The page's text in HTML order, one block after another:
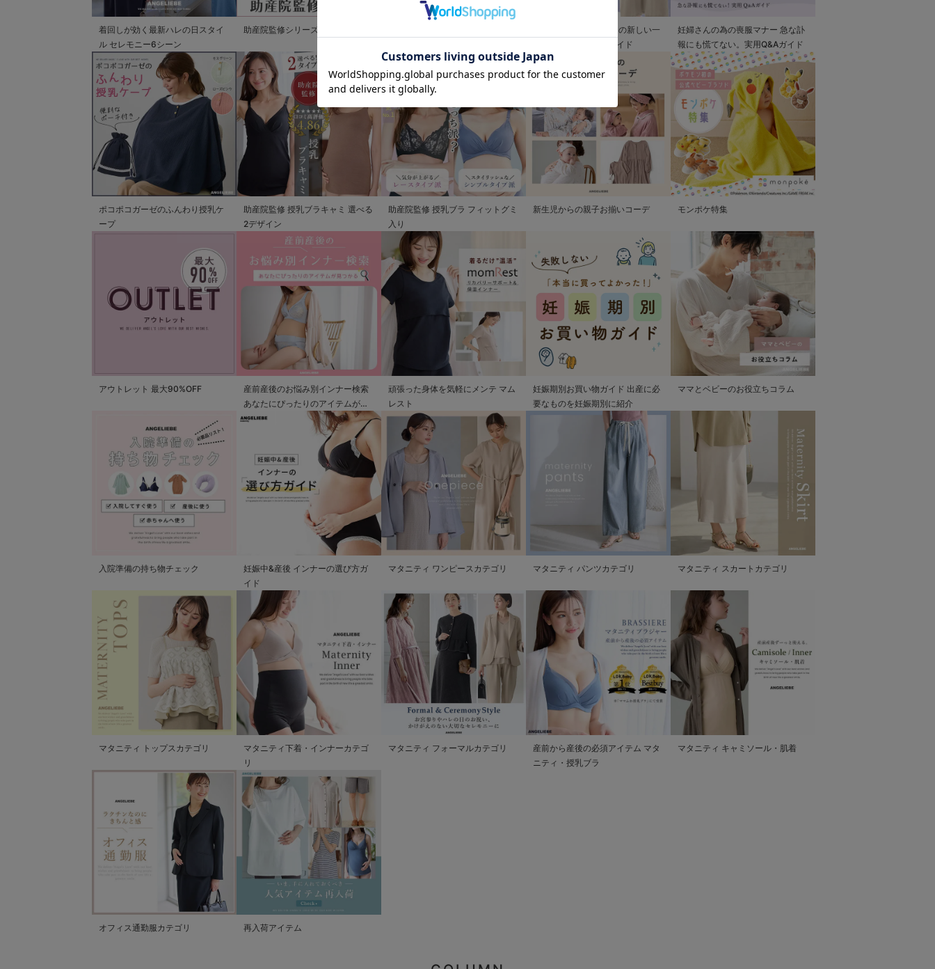
着回しが効く最新ハレの日スタイ
ル セレモニー6シーン
助産院監修シリーズ
退院着特集 赤ちゃんとの新しい一
歩を彩るママの服装ガイド
妊婦さんの為の喪服マナー 急な訃
報にも慌てない。実用Q&Aガイド
ポコポコガーゼのふんわり授乳ケ
ープ
助産院監修 授乳ブラキャミ 選べる
2デザイン
助産院監修 授乳ブラ フィットグミ
入り
新生児からの親子お揃いコーデ モンポケ特集
アウトレット 最大90%OFF
産前産後のお悩み別インナー検索
あなたにぴったりのアイテムが見
つかる
頑張った身体を気軽にメンテ マム
レスト
妊娠期別お買い物ガイド 出産に必
要なものを妊娠期別に紹介
ママとベビーのお役立ちコラム
入院準備の持ち物チェック
妊娠中&産後 インナーの選び方ガ
イド
マタニティ ワンピースカテゴリ マタニティ パンツカテゴリ マタニティ スカートカテゴリ
マタニティ トップスカテゴリ
マタニティ下着・インナーカテゴ
リ
マタニティ フォーマルカテゴリ
産前から産後の必須アイテム マタ
ニティ・授乳ブラ
マタニティ キャミソール・肌着
オフィス通勤服カテゴリ 再入荷アイテム